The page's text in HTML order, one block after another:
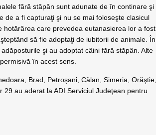
fără stăpân sunt adunate de în continare şi
de a fi capturaţi şi nu se mai foloseşte clasicul
care prevedea eutanasierea lor a fost
să fie adoptaţi de iubitorii de animale. În
şi au adoptat câini fără stăpân. Alte
în acest sens.
Brad, Petroşani, Călan, Simeria, Orăştie,
au aderat la ADI Serviciul Judeţean pentru